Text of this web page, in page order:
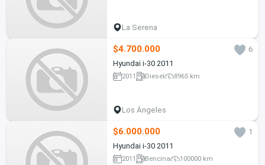
La Serena
$4.700.000
6
Hyundai i-30 2011
2011 Diesel 8965 km
Los Ángeles
$6.000.000
1
Hyundai i-30 2011
2011 Bencina 100000 km